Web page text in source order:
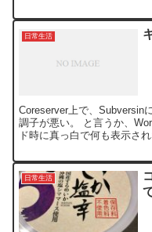
日常生活
Coreserver上で、Subversin
調子が悪い。 と言うか、
ド時に真っ白で何も表示さ
日常生活